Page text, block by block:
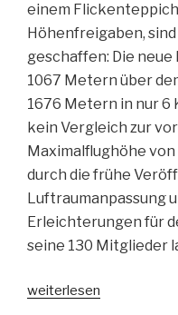
einem
Höhenfreigaben,
geschaffen: Die
1067 Metern über
1676 Metern in nur 6
kein Vergleich zur
Maximalflughöhe
durch die frühe
Luftraumanpassung
Erleichterungen für
seine 130 Mitglieder
„Ein
weiterlesen